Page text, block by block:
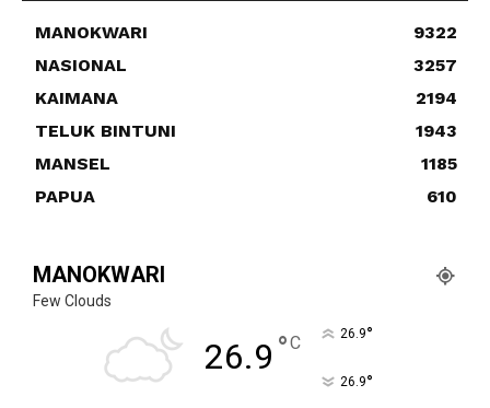
MANOKWARI
9322
NASIONAL
3257
KAIMANA
2194
TELUK BINTUNI
1943
MANSEL
1185
PAPUA
610
MANOKWARI
Few Clouds
26.9 °C 26.9°
26.9°